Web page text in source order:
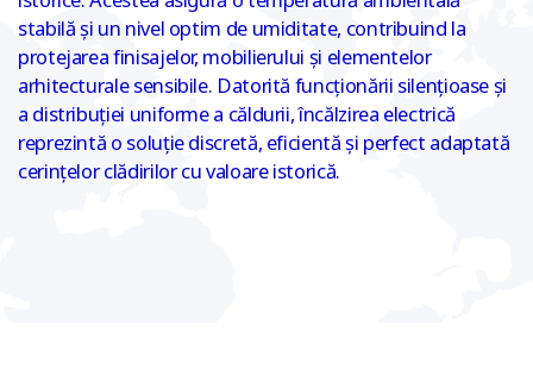
stabilă și un nivel optim de umiditate, contribuind la
protejarea finisajelor, mobilierului și elementelor
arhitecturale sensibile. Datorită funcționării silențioase și
a distribuției uniforme a căldurii, încălzirea electrică
reprezintă o soluție discretă, eficientă și perfect adaptată
cerințelor clădirilor cu valoare istorică.